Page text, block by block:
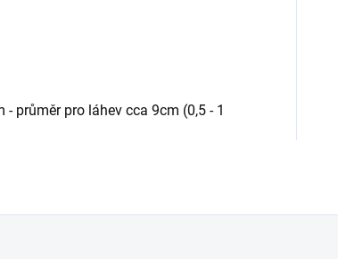
pro láhev cca 9cm (0,5 - 1